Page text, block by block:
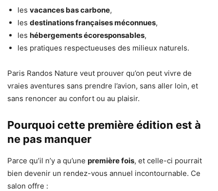
les vacances bas carbone,
les destinations françaises méconnues,
les hébergements écoresponsables,
les pratiques respectueuses des milieux naturels.
Paris Randos Nature veut prouver qu’on peut vivre de
vraies aventures sans prendre l’avion, sans aller loin, et
sans renoncer au confort ou au plaisir.
Pourquoi cette première édition est à
ne pas manquer
Parce qu’il n’y a qu’une première fois, et celle-ci pourrait
bien devenir un rendez-vous annuel incontournable. Ce
salon offre :